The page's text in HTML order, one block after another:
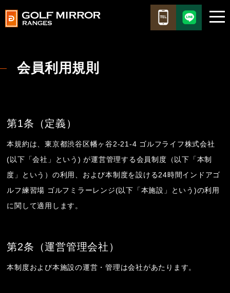
会員利用規則
第1条（定義）
本規約は、東京都渋谷区幡ヶ谷2-21-4 ゴルフライフ株式会社
(以下「会社」という) が運営管理する会員制度（以下「本制
度」という）の利用、および本制度を設ける24時間インドアゴ
ルフ練習場 ゴルフミラーレンジ(以下「本施設」という)の利用
に関して適用します。
第2条（運営管理会社）
本制度および本施設の運営・管理は会社があたります。